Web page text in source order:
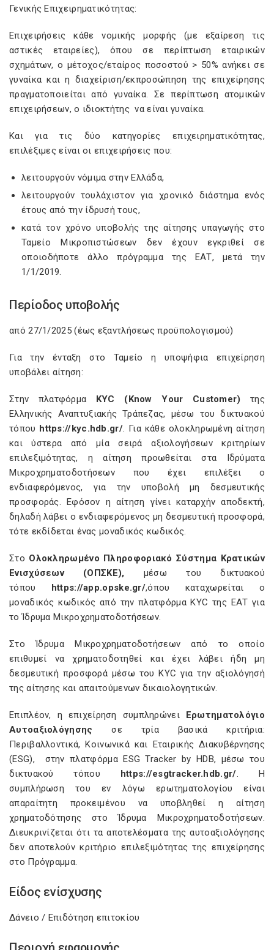
Γενικής Επιχειρηματικότητας:
Επιχειρήσεις κάθε νομικής μορφής (με εξαίρεση τις
αστικές εταιρείες), όπου σε περίπτωση εταιρικών
σχημάτων, ο μέτοχος/εταίρος ποσοστού > 50% ανήκει σε
γυναίκα και η διαχείριση/εκπροσώπηση της επιχείρησης
πραγματοποιείται από γυναίκα. Σε περίπτωση ατομικών
επιχειρήσεων, ο ιδιοκτήτης να είναι γυναίκα.
Και για τις δύο κατηγορίες επιχειρηματικότητας,
επιλέξιμες είναι οι επιχειρήσεις που:
​λειτουργούν νόμιμα στην Ελλάδα,
λειτουργούν τουλάχιστον για χρονικό διάστημα ενός
έτους από την ίδρυσή τους,
κατά τον χρόνο υποβολής της αίτησης υπαγωγής στο
Ταμείο Μικροπιστώσεων δεν έχουν εγκριθεί σε
οποιοδήποτε άλλο πρόγραμμα της ΕΑΤ, μετά την
1/1/2019.​​​​​​​
Περίοδος υποβολής
από 27/1/2025 (έως εξαντλήσεως προϋπολογισμού)
Για την ένταξη στο Ταμείο η υποψήφια επιχείρηση
υποβάλει αίτηση:
Στην πλατφόρμα KYC (Know Your Customer) της
Ελληνικής Αναπτυξιακής Τράπεζας, μέσω του δικτυακού
τόπου https://kyc.hdb.gr/. Για κάθε ολοκληρωμένη αίτηση
και ύστερα από μία σειρά αξιολογήσεων κριτηρίων
επιλεξιμότητας, η αίτηση προωθείται στα Ιδρύματα
Μικροχρηματοδοτήσεων που έχει επιλέξει ο
ενδιαφερόμενος, για την υποβολή μη δεσμευτικής
προσφοράς. Εφόσον η αίτηση γίνει καταρχήν αποδεκτή,
δηλαδή λάβει ο ενδιαφερόμενος μη δεσμευτική προσφορά,
τότε εκδίδεται ένας μοναδικός κωδικός.
Στο Ολοκληρωμένο Πληροφοριακό Σύστημα Κρατικών
Ενισχύσεων (ΟΠΣΚΕ), μέσω του δικτυακού
τόπου https://app.opske.gr/,όπου καταχωρείται ο
μοναδικός κωδικός από την πλατφόρμα KYC της ΕΑΤ για
το Ίδρυμα Μικροχρηματοδοτήσεων.
Στο Ίδρυμα Μικροχρηματοδοτήσεων από το οποίο
επιθυμεί να χρηματοδοτηθεί και έχει λάβει ήδη μη
δεσμευτική προσφορά μέσω του KYC για την αξιολόγησή
της αίτησης και απαιτούμενων δικαιολογητικών.
Επιπλέον, η επιχείρηση συμπληρώνει Ερωτηματολόγιο
Αυτοαξιολόγησης σε τρία βασικά κριτήρια:
Περιβαλλοντικά, Κοινωνικά και Εταιρικής Διακυβέρνησης
(ESG), στην πλατφόρμα ESG Tracker by HDB, μέσω του
δικτυακού τόπου https://esgtracker.hdb.gr/. Η
συμπλήρωση του εν λόγω ερωτηματολογίου είναι
απαραίτητη προκειμένου να υποβληθεί η αίτηση
χρηματοδότησης στο Ίδρυμα Μικροχρηματοδοτήσεων.
Διευκρινίζεται ότι τα αποτελέσματα της αυτοαξιολόγησης
δεν αποτελούν κριτήριο επιλεξιμότητας της επιχείρησης
στο Πρόγραμμα.​
Είδος ενίσχυσης
Δάνειο / Επιδότηση επιτοκίου